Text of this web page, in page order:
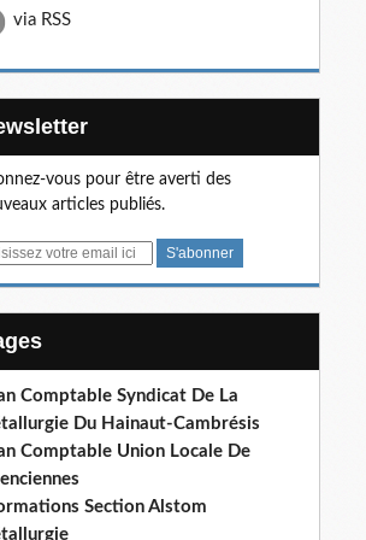
via RSS
vous pour être averti des
articles publiés.
Comptable Syndicat De La
Du Hainaut-Cambrésis
Comptable Union Locale De
Section Alstom